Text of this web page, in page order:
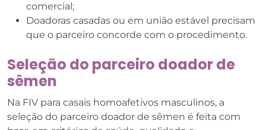
comercial;
Doadoras casadas ou em união estável precisam
que o parceiro concorde com o procedimento.
Seleção do parceiro doador de
sêmen
Na FIV para casais homoafetivos masculinos, a
seleção do parceiro doador de sêmen é feita com